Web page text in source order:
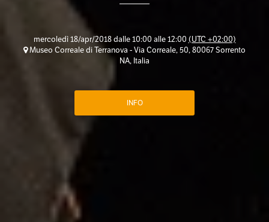
mercoledì 18/apr/2018 dalle 10:00 alle 12:00 (UTC +02:00)
Museo Correale di Terranova - Via Correale, 50, 80067 Sorrento
NA, Italia
INFO